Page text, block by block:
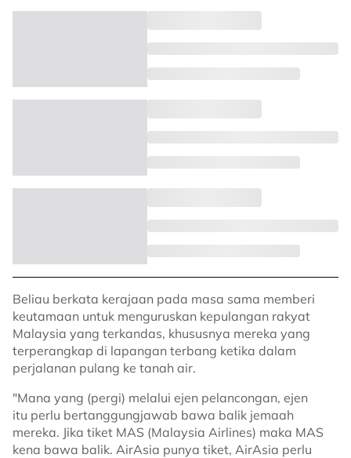
Beliau berkata kerajaan pada masa sama memberi
keutamaan untuk menguruskan kepulangan rakyat
Malaysia yang terkandas, khususnya mereka yang
terperangkap di lapangan terbang ketika dalam
perjalanan pulang ke tanah air.
"Mana yang (pergi) melalui ejen pelancongan, ejen
itu perlu bertanggungjawab bawa balik jemaah
mereka. Jika tiket MAS (Malaysia Airlines) maka MAS
kena bawa balik. AirAsia punya tiket, AirAsia perlu